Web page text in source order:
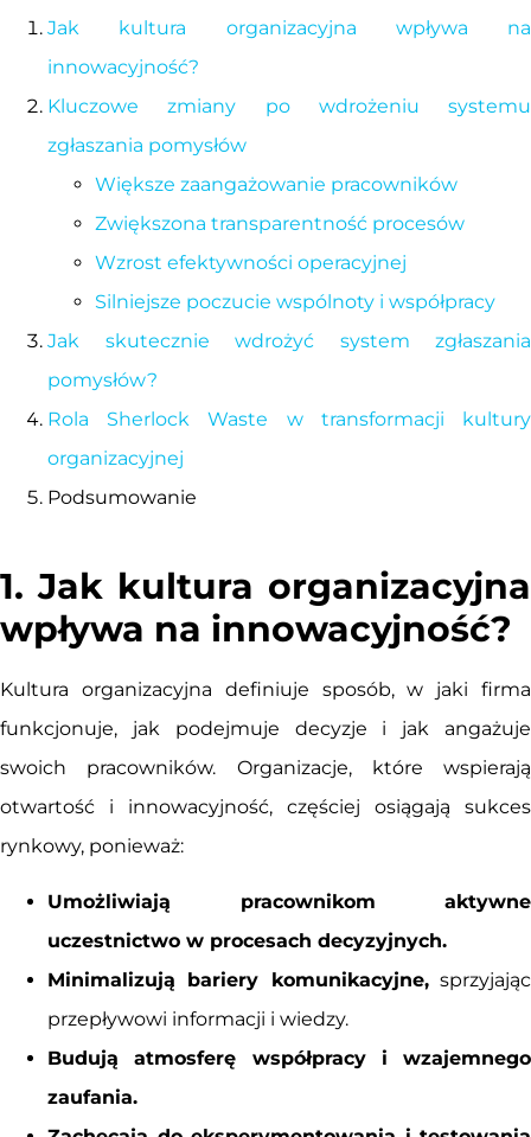
Jak kultura organizacyjna wpływa na
innowacyjność?
Kluczowe zmiany po wdrożeniu systemu
zgłaszania pomysłów
Większe zaangażowanie pracowników
Zwiększona transparentność procesów
Wzrost efektywności operacyjnej
Silniejsze poczucie wspólnoty i współpracy
Jak skutecznie wdrożyć system zgłaszania
pomysłów?
Rola Sherlock Waste w transformacji kultury
organizacyjnej
Podsumowanie
1. Jak kultura organizacyjna
wpływa na innowacyjność?
Kultura organizacyjna definiuje sposób, w jaki firma
funkcjonuje, jak podejmuje decyzje i jak angażuje
swoich pracowników. Organizacje, które wspierają
otwartość i innowacyjność, częściej osiągają sukces
rynkowy, ponieważ:
Umożliwiają pracownikom aktywne
uczestnictwo w procesach decyzyjnych.
Minimalizują bariery komunikacyjne,sprzyjając
przepływowi informacji i wiedzy.
Budują atmosferę współpracy i wzajemnego
zaufania.